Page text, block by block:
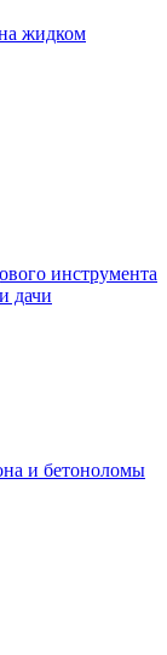
жидком
инструмента
дачи
и бетоноломы